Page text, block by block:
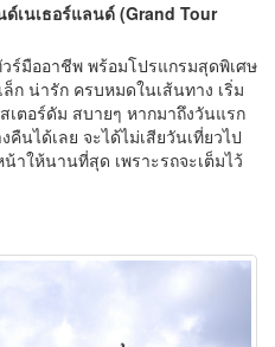
เนเธอร์แลนด์ (Grand Tour
ร์มืออาชีพ พร้อมโปรแกรมสุดพิเศษ
ก น่ารัก ครบหมดในเส้นทาง เริ่ม
ตอร์ดัม สบายๆ หากมาถึงวันแรก
นได้เลย จะได้ไม่เสียวันเที่ยวไป
าให้นานที่สุด เพราะรถจะเต็มไว้